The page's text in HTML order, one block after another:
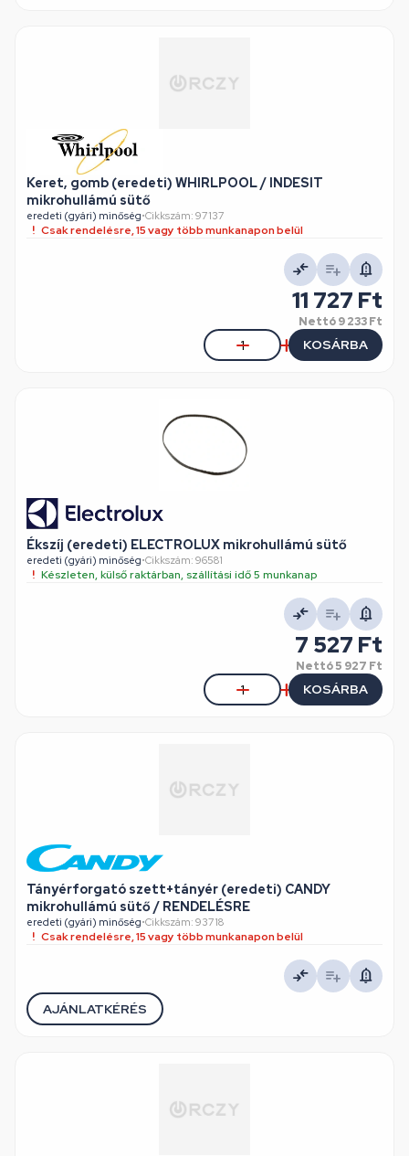
Keret, gomb (eredeti) WHIRLPOOL / INDESIT
mikrohullámú sütő
eredeti (gyári) minőség•Cikkszám: 97137
Csak rendelésre, 15 vagy több munkanapon belül
11 727 Ft
Nettó9 233 Ft
KOSÁRBA
Ékszíj (eredeti) ELECTROLUX mikrohullámú sütő
eredeti (gyári) minőség•Cikkszám: 96581
Készleten, külső raktárban, szállítási idő 5 munkanap
7 527 Ft
Nettó5 927 Ft
KOSÁRBA
Tányérforgató szett+tányér (eredeti) CANDY
mikrohullámú sütő / RENDELÉSRE
eredeti (gyári) minőség•Cikkszám: 93718
Csak rendelésre, 15 vagy több munkanapon belül
AJÁNLATKÉRÉS